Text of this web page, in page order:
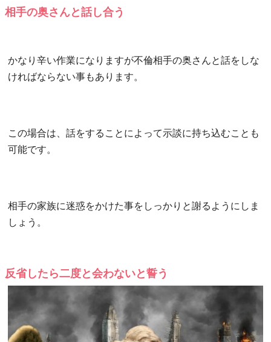
相手の奥さんと話し合う
かなり辛い作業になりますが不倫相手の奥さんと話をしな
ければならない事もあります。
この場合は、話をすることによって示談に持ち込むことも
可能です。
相手の家族に迷惑をかけた事をしっかりと謝るようにしま
しょう。
反省したら二度と会わないと誓う